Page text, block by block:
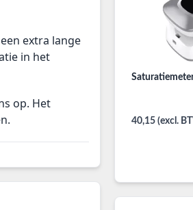
extra lange
in het
op. Het
40,15 (excl.